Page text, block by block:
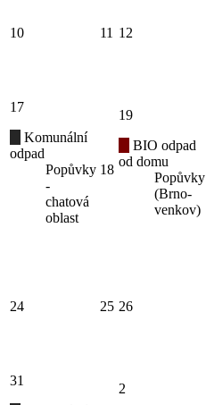
10 11 12
17
Komunální
odpad
Popůvky
-
chatová
oblast
18
19
BIO odpad
od domu
Popůvky
(Brno-
venkov)
24 25 26
31
2